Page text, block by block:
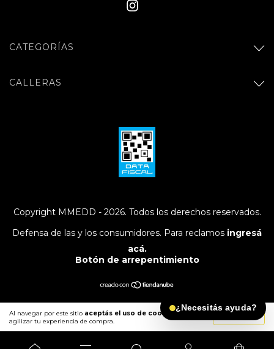
Al navegar por este sitio aceptás el uso de cookiespara
agilizar tu experiencia de compra.
CATEGORÍAS
CALLERAS
Copyright MMEDD - 2026. Todos los derechos reservados.
Defensa de las y los consumidores. Para reclamos ingresá
acá.
Botón de arrepentimiento
¿Necesitás ayuda?